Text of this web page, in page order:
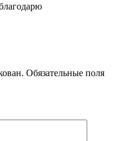
Обязательные поля